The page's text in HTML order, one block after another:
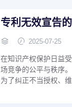
专利无效宣告
2025-07-25
在知识产权保护日益
场竞争的公平与秩序
为了纠正不当授权、